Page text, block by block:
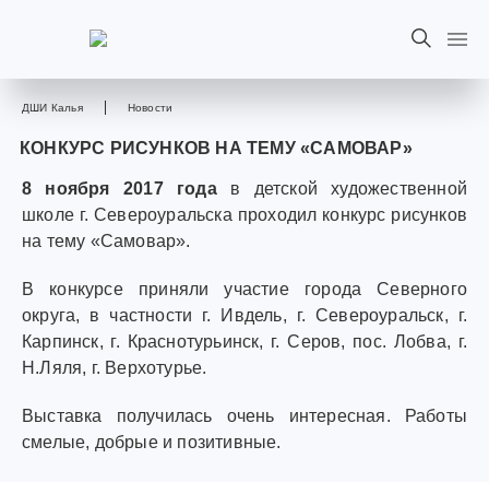
ДШИ Калья Новости
КОНКУРС РИСУНКОВ НА ТЕМУ «САМОВАР»
8 ноября 2017 годав детской художественной
школе г. Североуральска проходил конкурс рисунков
на тему «Самовар».
В конкурсе приняли участие города Северного
округа, в частности г. Ивдель, г. Североуральск, г.
Карпинск, г. Краснотурьинск, г. Серов, пос. Лобва, г.
Н.Ляля, г. Верхотурье.
Выставка получилась очень интересная. Работы
смелые, добрые и позитивные.